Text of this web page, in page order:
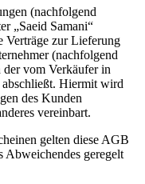
(nachfolgend
„Saeid Samani“
Verträge zur Lieferung
(nachfolgend
vom Verkäufer in
abschließt. Hiermit wird
des Kunden
vereinbart.
gelten diese AGB
Abweichendes geregelt